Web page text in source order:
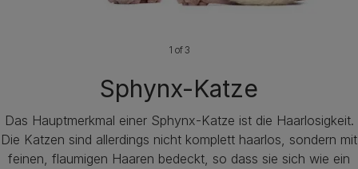
Sphynx-Katze
Das Hauptmerkmal einer Sphynx-Katze ist die Haarlosigkeit.
Die Katzen sind allerdings nicht komplett haarlos, sondern mit
feinen, flaumigen Haaren bedeckt, so dass sie sich wie ein
1 of 3